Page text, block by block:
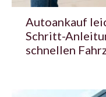
Autoankauf
Schritt-
schnellen